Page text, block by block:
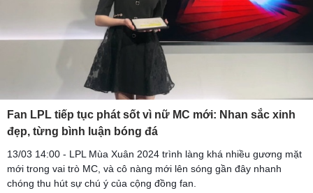
Fan LPL tiếp tục phát sốt vì nữ MC mới: Nhan sắc xinh
đẹp, từng bình luận bóng đá
13/03 14:00 - LPL Mùa Xuân 2024 trình làng khá nhiều gương mặt
mới trong vai trò MC, và cô nàng mới lên sóng gần đây nhanh
chóng thu hút sự chú ý của cộng đồng fan.